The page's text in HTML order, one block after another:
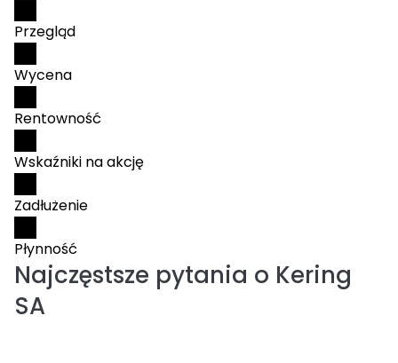
Przegląd
Wycena
Rentowność
Wskaźniki na akcję
Zadłużenie
Płynność
Najczęstsze pytania o Kering
SA